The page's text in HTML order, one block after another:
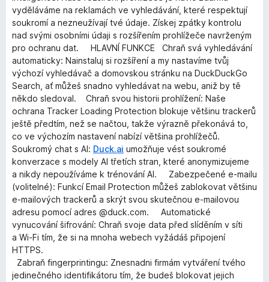
vyděláváme na reklamách ve vyhledávání, které respektují
soukromí a nezneužívají tvé údaje. Získej zpátky kontrolu
nad svými osobními údaji s rozšířením prohlížeče navrženým
pro ochranu dat. HLAVNÍ FUNKCE Chraň svá vyhledávání
automaticky: Nainstaluj si rozšíření a my nastavíme tvůj
výchozí vyhledávač a domovskou stránku na DuckDuckGo
Search, ať můžeš snadno vyhledávat na webu, aniž by tě
někdo sledoval. Chraň svou historii prohlížení: Naše
ochrana Tracker Loading Protection blokuje většinu trackerů
ještě předtím, než se načtou, takže výrazně překonává to,
co ve výchozím nastavení nabízí většina prohlížečů.
Soukromý chat s AI: Duck.ai umožňuje vést soukromé
konverzace s modely AI třetích stran, které anonymizujeme
a nikdy nepoužíváme k trénování AI. Zabezpečené e-mailu
(volitelné): Funkcí Email Protection můžeš zablokovat většinu
e-mailových trackerů a skrýt svou skutečnou e-mailovou
adresu pomocí adres @duck.com. Automatické
vynucování šifrování: Chraň svoje data před slíděním v síti
a Wi-Fi tím, že si na mnoha webech vyžádáš připojení
HTTPS.
Zabraň fingerprintingu: Znesnadni firmám vytváření tvého
jedinečného identifikátoru tím, že budeš blokovat jejich